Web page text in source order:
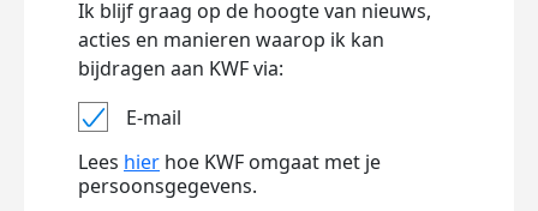
Ik blijf graag op de hoogte van nieuws,
acties en manieren waarop ik kan
bijdragen aan KWF via:
E-mail
Lees hier hoe KWF omgaat met je
persoonsgegevens.